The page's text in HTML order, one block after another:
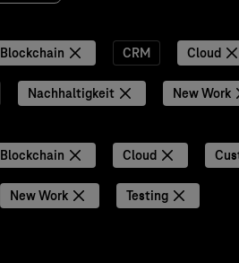
Blockchain CRM Cloud
Nachhaltigkeit New Work
Blockchain Cloud
New Work Testing